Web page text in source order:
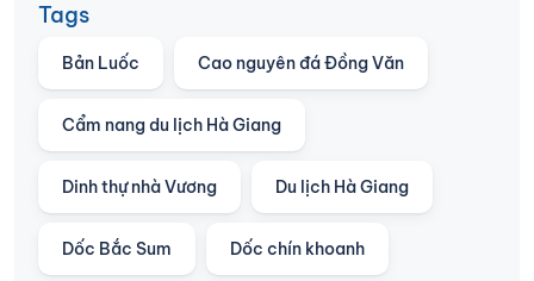
Tags
Bản Luốc Cao nguyên đá Đồng Văn
Cẩm nang du lịch Hà Giang
Dinh thự nhà Vương Du lịch Hà Giang
Dốc Bắc Sum Dốc chín khoanh